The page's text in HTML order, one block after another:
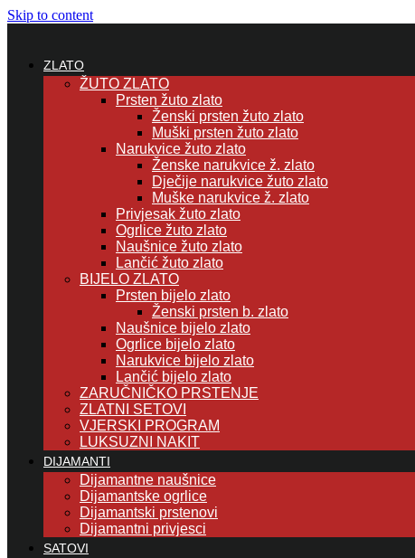
Skip to content
ZLATO
ŽUTO ZLATO
Prsten žuto zlato
Ženski prsten žuto zlato
Muški prsten žuto zlato
Narukvice žuto zlato
Ženske narukvice ž. zlato
Dječije narukvice žuto zlato
Muške narukvice ž. zlato
Privjesak žuto zlato
Ogrlice žuto zlato
Naušnice žuto zlato
Lančić žuto zlato
BIJELO ZLATO
Prsten bijelo zlato
Ženski prsten b. zlato
Naušnice bijelo zlato
Ogrlice bijelo zlato
Narukvice bijelo zlato
Lančić bijelo zlato
ZARUČNIČKO PRSTENJE
ZLATNI SETOVI
VJERSKI PROGRAM
LUKSUZNI NAKIT
DIJAMANTI
Dijamantne naušnice
Dijamantske ogrlice
Dijamantski prstenovi
Dijamantni privjesci
SATOVI